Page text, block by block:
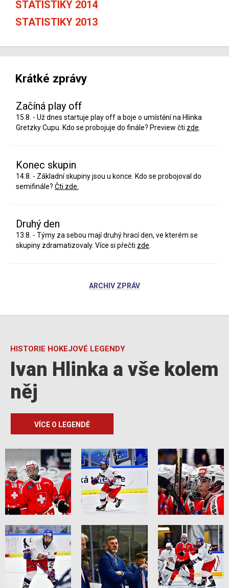
STATISTIKY 2014
STATISTIKY 2013
Krátké zprávy
Začíná play off
15.8. - Už dnes startuje play off a boje o umístění na Hlinka
Gretzky Cupu. Kdo se probojuje do finále? Preview čti zde
Konec skupin
14.8. - Základní skupiny jsou u konce. Kdo se probojoval do
semifinále? Čti zde.
Druhý den
13.8. - Týmy za sebou mají druhý hrací den, ve kterém se
skupiny zdramatizovaly. Více si přečti zde
ARCHIV ZPRÁV
HISTORIE HOKEJOVÉ LEGENDY
Ivan Hlinka a vše kolem
něj
VÍCE O LEGENDĚ